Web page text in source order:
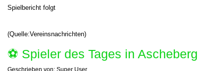
Spielbericht folgt
(Quelle:Vereinsnachrichten)
⚽️ Spieler des Tages in Ascheberg
Geschrieben von: Super User